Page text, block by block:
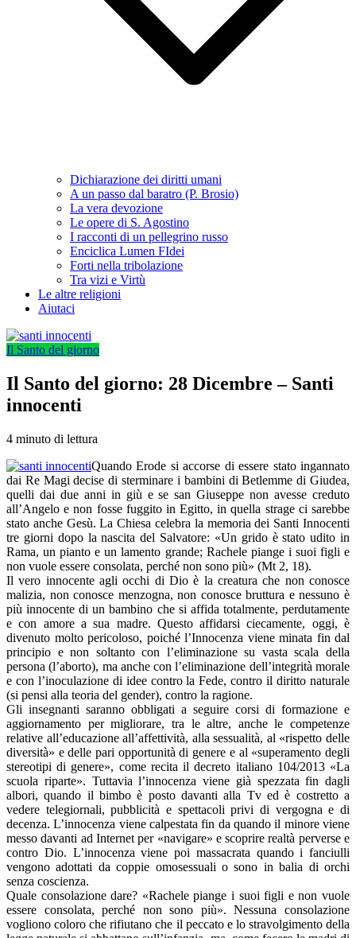
Dichiarazione dei diritti umani
A un passo dal baratro (P. Brosio)
La vera devozione
Le opere di S. Agostino
I racconti di un pellegrino russo
Enciclica Lumen FIdei
Forti nella tribolazione
Tra vizi e Virtù
Le altre religioni
Aiutaci
Il Santo del giorno
Il Santo del giorno: 28 Dicembre – Santi
innocenti
4 minuto di lettura
Quando Erode si accorse di essere stato ingannato
dai Re Magi decise di sterminare i bambini di Betlemme di Giudea,
quelli dai due anni in giù e se san Giuseppe non avesse creduto
all’Angelo e non fosse fuggito in Egitto, in quella strage ci sarebbe
stato anche Gesù. La Chiesa celebra la memoria dei Santi Innocenti
tre giorni dopo la nascita del Salvatore: «Un grido è stato udito in
Rama, un pianto e un lamento grande; Rachele piange i suoi figli e
non vuole essere consolata, perché non sono più» (Mt 2, 18).
Il vero innocente agli occhi di Dio è la creatura che non conosce
malizia, non conosce menzogna, non conosce bruttura e nessuno è
più innocente di un bambino che si affida totalmente, perdutamente
e con amore a sua madre. Questo affidarsi ciecamente, oggi, è
divenuto molto pericoloso, poiché l’Innocenza viene minata fin dal
principio e non soltanto con l’eliminazione su vasta scala della
persona (l’aborto), ma anche con l’eliminazione dell’integrità morale
e con l’inoculazione di idee contro la Fede, contro il diritto naturale
(si pensi alla teoria del gender), contro la ragione.
Gli insegnanti saranno obbligati a seguire corsi di formazione e
aggiornamento per migliorare, tra le altre, anche le competenze
relative all’educazione all’affettività, alla sessualità, al «rispetto delle
diversità» e delle pari opportunità di genere e al «superamento degli
stereotipi di genere», come recita il decreto italiano 104/2013 «La
scuola riparte». Tuttavia l’innocenza viene già spezzata fin dagli
albori, quando il bimbo è posto davanti alla Tv ed è costretto a
vedere telegiornali, pubblicità e spettacoli privi di vergogna e di
decenza. L’innocenza viene calpestata fin da quando il minore viene
messo davanti ad Internet per «navigare» e scoprire realtà perverse e
contro Dio. L’innocenza viene poi massacrata quando i fanciulli
vengono adottati da coppie omosessuali o sono in balia di orchi
senza coscienza.
Quale consolazione dare? «Rachele piange i suoi figli e non vuole
essere consolata, perché non sono più». Nessuna consolazione
vogliono coloro che rifiutano che il peccato e lo stravolgimento della